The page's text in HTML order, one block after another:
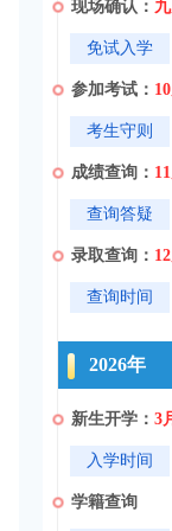
现场确认：
免试入学
参加考试：
考生守则
成绩查询：
查询答疑
录取查询：
查询时间
2026年
新生开学： 3
入学时间
学籍查询